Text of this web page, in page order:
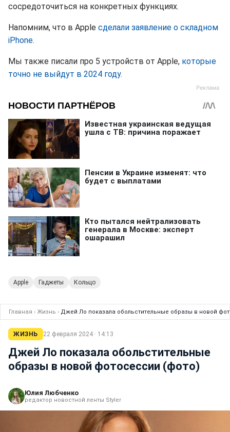
сосредоточиться на конкретных функциях.
Напомним, что в Apple сделали заявление о складном
iPhone.
Мы также писали про 5 устройств от Apple, которые
точно не выйдут в 2024 году.
Apple Гаджеты Кольцо
Главная › Жизнь › Джей Ло показала обольстительные образы в новой
ЖИЗНЬ 22 февраля 2024 · 14:13
Джей Ло показала обольстительные
образы в новой фотосессии (фото)
Юлия Любченко
редактор новостной ленты Styler